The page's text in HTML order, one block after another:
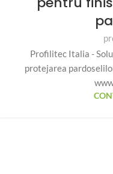
Profilitec Italia -
protejarea